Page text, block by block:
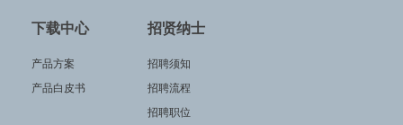
下载中心
产品方案
产品白皮书
招贤纳士
招聘须知
招聘流程
招聘职位